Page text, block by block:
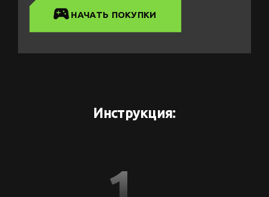
НАЧАТЬ ПОКУПКИ
Инструкция: